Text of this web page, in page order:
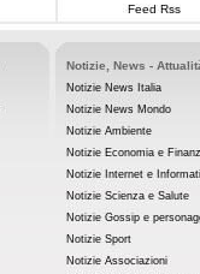
Feed Rss
Notizie, News -
Notizie News Italia
Notizie News Mondo
Notizie Ambiente
Notizie Economia e
Notizie Internet e
Notizie Scienza e Salute
Notizie Gossip e
Notizie Sport
Notizie Associazioni